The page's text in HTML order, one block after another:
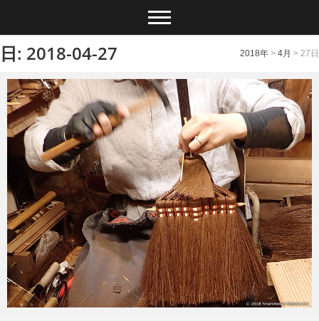
日: 2018-04-27 2018年 > 4月 > 27日